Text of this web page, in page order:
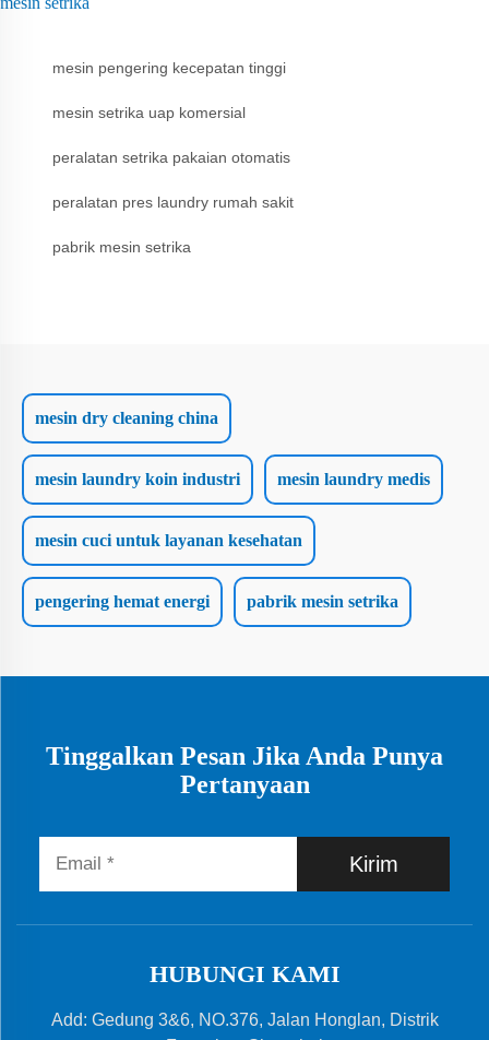
mesin pengering kecepatan tinggi
mesin setrika uap komersial
peralatan setrika pakaian otomatis
peralatan pres laundry rumah sakit
pabrik mesin setrika
mesin dry cleaning china
mesin laundry koin industri mesin laundry medis
mesin cuci untuk layanan kesehatan
pengering hemat energi pabrik mesin setrika
Tinggalkan Pesan Jika Anda Punya
Pertanyaan
Kirim
HUBUNGI KAMI
Add: Gedung 3&6, NO.376, Jalan Honglan, Distrik